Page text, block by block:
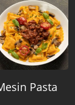
Pasta